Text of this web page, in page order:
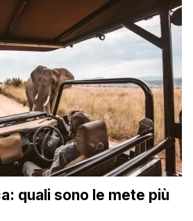
quali sono le mete più